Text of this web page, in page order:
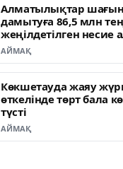
Алматылықтар шағын
дамытуға 86,5 млн
жеңілдетілген несие
АЙМАҚ
Көкшетауда жаяу
өткелінде төрт бала
түсті
АЙМАҚ